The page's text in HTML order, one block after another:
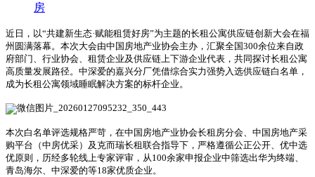
房
近日，以“共建新生态·赋能租赁好房”为主题的长租公寓供应链创新大会在福
州圆满落幕。本次大会由中国房地产业协会主办，汇聚全国300余位来自政
府部门、行业协会、租赁企业及供应链上下游企业代表，共同探讨长租公寓
高质量发展路径。中深爱的嘉兴分厂凭借综合实力强势入选供应链白名单，
成为长租公寓领域睡眠解决方案的标杆企业。
本次白名单评选规格严苛，在中国房地产业协会长租房分会、中国房地产采
购平台（中房优采）及克而瑞长租联合指导下，严格遵循公正公开、优中选
优原则，历经多轮线上专家评审，从100余家申报企业中筛选出华为终端、
青岛海尔、中深爱的等18家优质企业。